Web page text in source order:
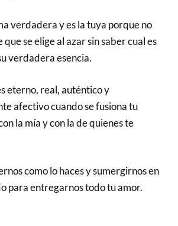
verdadera y es la tuya porque no
que se elige al azar sin saber cual es
verdadera esencia.
eterno, real, auténtico y
afectivo cuando se fusiona tu
la mía y con la de quienes te
como lo haces y sumergirnos en
para entregarnos todo tu amor.